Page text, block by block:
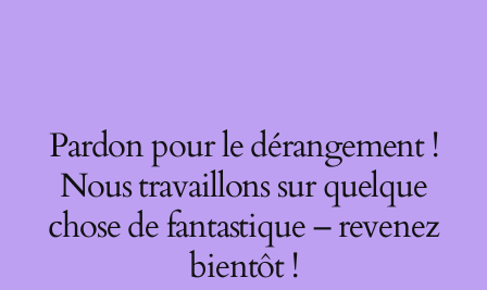
Pardon pour le dérangement !
Nous travaillons sur quelque
chose de fantastique – revenez
bientôt !